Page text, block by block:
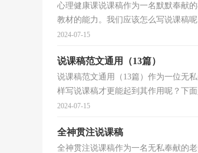
心理健康课说课稿作为一名默默奉献
教材的能力。我们应该怎么写说课稿
2024-07-15
说课稿范文通用（13篇）
说课稿范文通用（13篇）作为一位无
样写说课稿才更能起到其作用呢？下
2024-07-15
全神贯注说课稿
全神贯注说课稿作为一名无私奉献的